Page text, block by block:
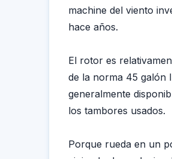
machine del viento
hace años.
El rotor es
de la norma 45 galón
generalmente
los tambores usados.
Porque rueda en un